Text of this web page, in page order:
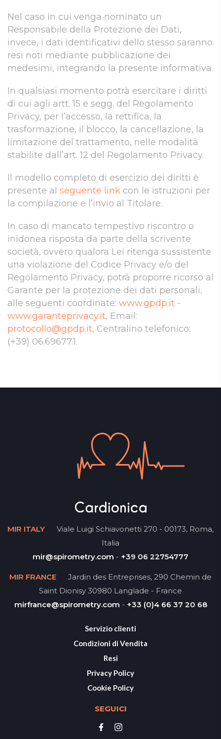
Nel caso in cui venga nominato un
Responsabile della Protezione dei Dati,
invece, i dati identificativi dello stesso saranno
resi noti mediante pubblicazione dei
medesimi, integrando la presente informativa.
In qualsiasi momento potrà esercitare i diritti
di cui agli artt. 15 e segg. del Regolamento
Privacy, per l’accesso, la rettifica, la
trasformazione, il blocco, la cancellazione, la
limitazione del trattamento, nelle modalità
stabilite dall’art. 12 del Regolamento Privacy.
Il modello completo di esercizio dei diritti è
presente al seguente link con le istruzioni per
la compilazione e l’invio al Titolare.
In caso di mancato tempestivo riscontro o
inidonea risposta da parte della scrivente
società, ovvero qualora Lei ritenga sussistente
una violazione del Codice Privacy e/o del
Regolamento Privacy, potrà proporre ricorso al
Garante per la protezione dei dati personali,
alle seguenti coordinate: www.gpdp.it -
www.garanteprivacy.it, Email:
protocollo@gpdp.it, Centralino telefonico:
(+39) 06.69677.1.
MIR ITALY
Viale Luigi Schiavonetti 270 - 00173, Roma,
Italia
mir@spirometry.com - +39 06 22754777
MIR FRANCE
Jardin des Entreprises, 290 Chemin de
Saint Dionisy 30980 Langlade - France
mirfrance@spirometry.com - +33 (0)4 66 37 20 68
Servizio clienti
Condizioni di Vendita
Resi
Privacy Policy
Cookie Policy
SEGUICI